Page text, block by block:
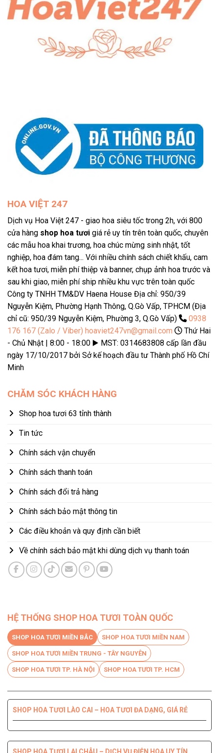
HOA VIỆT 247
Dịch vụ Hoa Việt 247 - giao hoa siêu tốc trong 2h, với 800
cửa hàng shop hoa tươi giá rẻ uy tín trên toàn quốc, chuyên
các mẫu hoa khai trương, hoa chúc mừng sinh nhật, tốt
nghiệp, hoa đám tang... Với nhiều chính sách chiết khấu, cam
kết hoa tươi, miễn phí thiệp và banner, chụp ảnh hoa trước và
sau khi giao, miễn phí ship nhiều khu vực trên toàn quốc
Công ty TNHH TM&DV Haena House Địa chỉ: 950/39
Nguyễn Kiệm, Phường Hạnh Thông, Q.Gò Vấp, TPHCM (Địa
chỉ cũ: 950/39 Nguyễn Kiệm, Phường 3, Q.Gò Vấp)
0938
176 167 (Zalo / Viber) hoaviet247vn@gmail.com
Thứ Hai
- Chủ Nhật | 8:00 - 18:00 ▶️ MST: 0314683808 cấp lần đầu
ngày 17/10/2017 bởi Sở kế hoạch đầu tư Thành phố Hồ Chí
Minh
CHĂM SÓC KHÁCH HÀNG
Shop hoa tươi 63 tỉnh thành
Tin tức
Chính sách vận chuyển
Chính sách thanh toán
Chính sách đổi trả hàng
Chính sách bảo mật thông tin
Các điều khoản và quy định cần biết
Về chính sách bảo mật khi dùng dịch vụ thanh toán
HỆ THỐNG SHOP HOA TƯƠI TOÀN QUỐC
SHOP HOA TƯƠI MIỀN BẮC SHOP HOA TƯƠI MIỀN NAM
SHOP HOA TƯƠI MIỀN TRUNG - TÂY NGUYÊN
SHOP HOA TƯƠI TP. HÀ NỘI SHOP HOA TƯƠI TP. HCM
SHOP HOA TƯƠI LÀO CAI – HOA TƯƠI ĐA DẠNG, GIÁ RẺ
SHOP HOA TƯƠI LAI CHÂU – DỊCH VỤ ĐIỆN HOA UY TÍN
LƯỢNG HÀNG ĐẦU
ĐẦU